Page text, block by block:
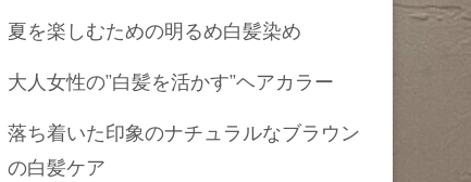
夏を楽しむための明るめ白髪染め
大人女性の”白髪を活かす”ヘアカラー
落ち着いた印象のナチュラルなブラウン
の白髪ケア